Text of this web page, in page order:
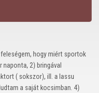
hogy miért sportok
2) bringával
( sokszor), ill. a lassu
a saját kocsimban. 4)